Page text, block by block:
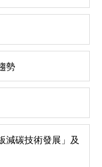
勢
減碳技術發展」及